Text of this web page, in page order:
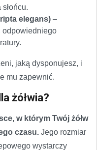
elegans) –
odpowiedniego
jaką dysponujesz, i
mu zapewnić.
żółwia?
w którym Twój żółw
czasu. Jego rozmiar
wystarczy